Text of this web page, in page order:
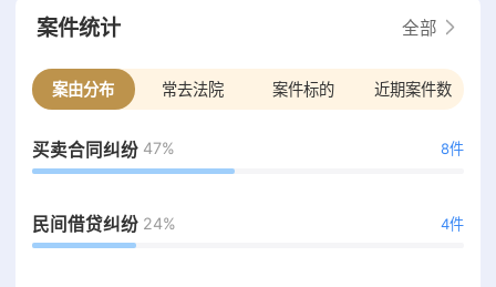
案件统计 全部
案由分布 常去法院 案件标的 近期案件数
买卖合同纠纷 47% 8件
民间借贷纠纷 24% 4件